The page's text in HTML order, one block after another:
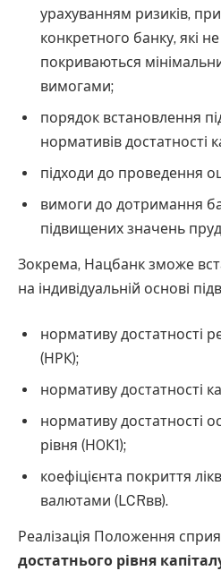
урахуванням ризиків,
конкретного банку, які
покриваються
вимогами;
порядок встановлення
нормативів достатності
підходи до проведення
вимоги до дотримання
підвищених значень
Зокрема, Нацбанк зможе
на індивідуальній основі
нормативу достатності
(НРК);
нормативу достатності
нормативу достатності
рівня (НOК1);
коефіцієнта покриття
валютами (LCRвв).
Реалізація Положення
достатнього рівня